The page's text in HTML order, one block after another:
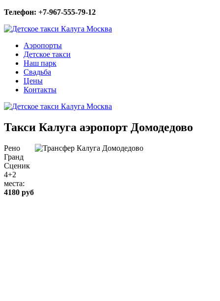
Телефон: +7-967-555-79-12
Аэропорты
Детское такси
Наш парк
Свадьба
Цены
Контакты
Такси Калуга аэропорт Домодедово
Рено
Гранд
Сценик
4+2
места:
4180 руб